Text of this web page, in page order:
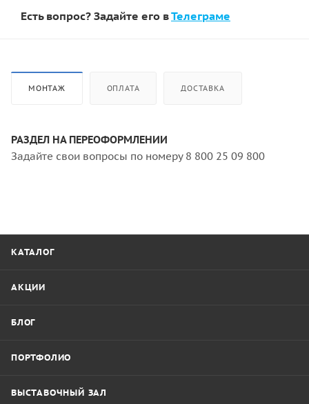
Есть вопрос? Задайте его вТелеграме
МОНТАЖ ОПЛАТА ДОСТАВКА
РАЗДЕЛ НА ПЕРЕОФОРМЛЕНИИ
Задайте свои вопросы по номеру 8 800 25 09 800
КАТАЛОГ
АКЦИИ
БЛОГ
ПОРТФОЛИО
ВЫСТАВОЧНЫЙ ЗАЛ